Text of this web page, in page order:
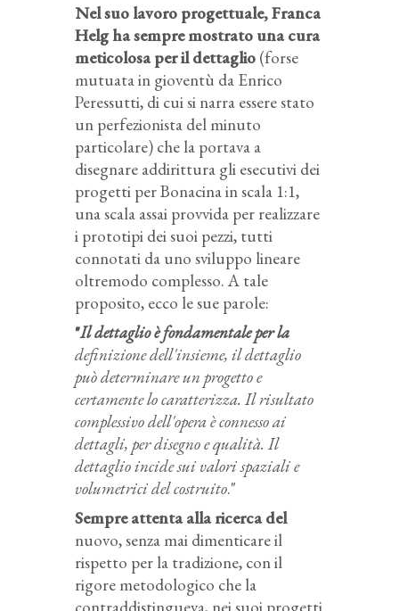
Nel suo lavoro progettuale, Franca
Helg ha sempre mostrato una cura
meticolosa per il dettaglio (forse
mutuata in gioventù da Enrico
Peressutti, di cui si narra essere stato
un perfezionista del minuto
particolare) che la portava a
disegnare addirittura gli esecutivi dei
progetti per Bonacina in scala 1:1,
una scala assai provvida per realizzare
i prototipi dei suoi pezzi, tutti
connotati da uno sviluppo lineare
oltremodo complesso. A tale
proposito, ecco le sue parole:
"Il dettaglio è fondamentale per la
definizione dell'insieme, il dettaglio
può determinare un progetto e
certamente lo caratterizza. Il risultato
complessivo dell'opera è connesso ai
dettagli, per disegno e qualità. Il
dettaglio incide sui valori spaziali e
volumetrici del costruito."
Sempre attenta alla ricerca del
nuovo, senza mai dimenticare il
rispetto per la tradizione, con il
rigore metodologico che la
contraddistingueva, nei suoi progetti